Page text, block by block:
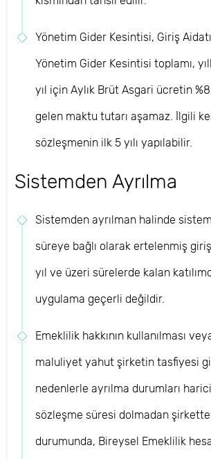
Yönetim Gider Kesintisi, Giriş
Yönetim Gider Kesintisi toplamı,
yıl için Aylık Brüt Asgari ücretin
gelen maktu tutarı aşamaz. İlgili
sözleşmenin ilk 5 yılı yapılabilir.
Sistemden Ayrılma
Sistemden ayrılman halinde
süreye bağlı olarak ertelenmiş giriş
yıl ve üzeri sürelerde kalan
uygulama geçerli değildir.
Emeklilik hakkının kullanılması
maluliyet yahut şirketin tasfiyesi
nedenlerle ayrılma durumları
sözleşme süresi dolmadan
durumunda, Bireysel Emeklilik